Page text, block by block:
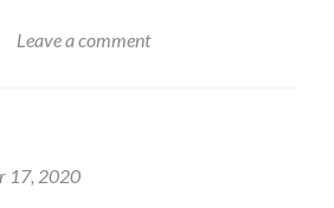
about
Leave a comment
17, 2020